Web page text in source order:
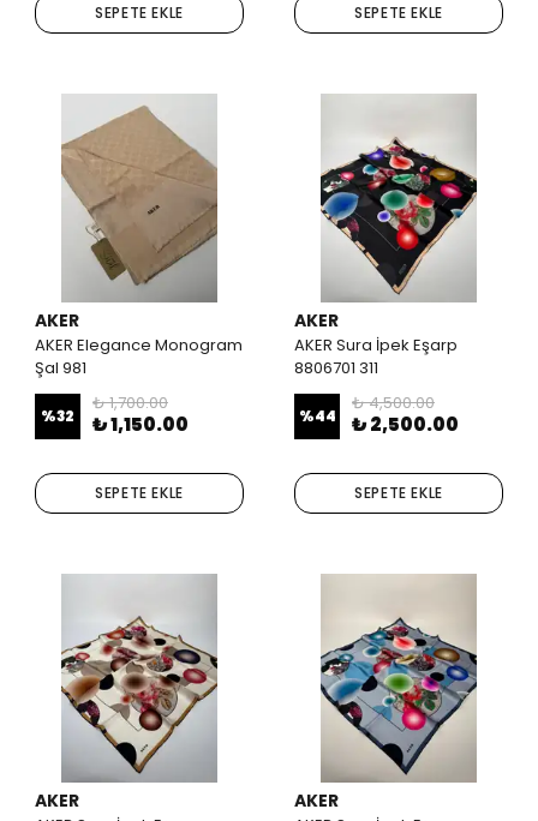
SEPETE EKLE SEPETE EKLE
AKER
AKER Elegance Monogram
Şal 981
%32
₺ 1,700.00
₺ 1,150.00
SEPETE EKLE
AKER
AKER Sura İpek Eşarp
8806701 311
%44
₺ 4,500.00
₺ 2,500.00
SEPETE EKLE
AKER AKER